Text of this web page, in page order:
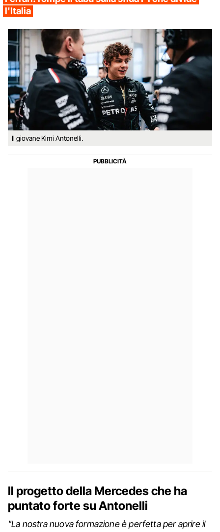
l'Italia
Il giovane Kimi Antonelli.
Il progetto della Mercedes che ha
puntato forte su Antonelli
"La nostra nuova formazione è perfetta per aprire il